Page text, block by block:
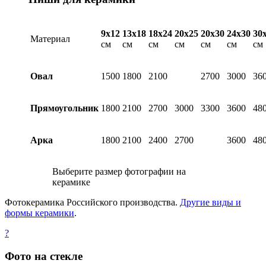
Материал
9х12
см
13х18
см
18х24
см
20х25
см
20х30
см
24х30
см
см
Овал 1500 1800 2100 2700 3000
Прямоугольник 1800 2100 2700 3000 3300 3600
Арка 1800 2100 2400 2700 3600
Выберите размер фотографии на
керамике
Фотокерамика Российского производства. Другие виды и
формы керамики.
?
Фото на стекле